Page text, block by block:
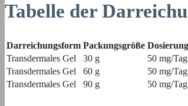
Tabelle der
Darreichungsform Packungsgröße
Transdermales Gel
30 g
50 mg/Tag
Transdermales Gel
60 g
50 mg/Tag
Transdermales Gel
90 g 50 mg/Tag